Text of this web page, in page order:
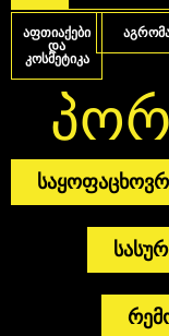
აფთიაქები
და
კოსმეტიკა